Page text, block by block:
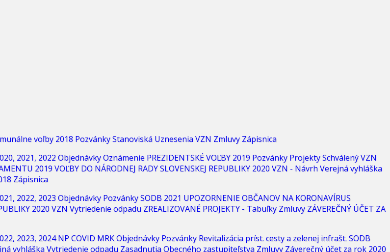
voľby 2018 PozvánkyStanoviská UzneseniaVZN Zmluvy Zápisnica
2021, 2022ObjednávkyOznámenie PREZIDENTSKÉ VOĽBY 2019 Pozvánky ProjektySchválený VZN
2019VOĽBY DO NÁRODNEJ RADY SLOVENSKEJ REPUBLIKY 2020VZN - NávrhVerejná vyhláška
Zápisnica
2022, 2023Objednávky PozvánkySODB 2021 UPOZORNENIE OBČANOV NA KORONAVÍRUS
2020VZN Vytriedenie odpadu ZREALIZOVANÉ PROJEKTY - Tabuľky Zmluvy ZÁVEREČNÝ ÚČET ZA
2023, 2024 NP COVID MRKObjednávky Pozvánky Revitalizácia príst. cesty a zelenej infrašt. SODB
vyhláškaVytriedenie odpadu Zasadnutia Obecného zastupiteľstva Zmluvy Záverečný účet za rok 2020